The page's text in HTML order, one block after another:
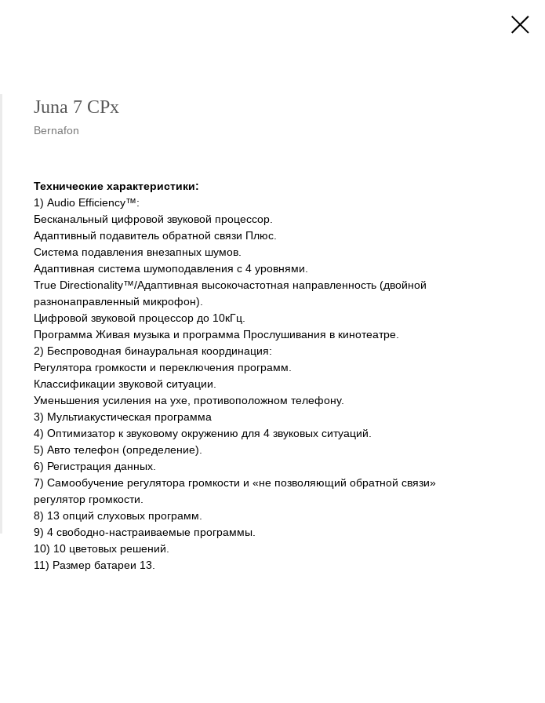
Juna 7 CPx
Bernafon
Технические характеристики:
1) Audio Efficiency™:
Бесканальный цифровой звуковой процессор.
Адаптивный подавитель обратной связи Плюс.
Система подавления внезапных шумов.
Адаптивная система шумоподавления с 4 уровнями.
True Directionality™/Адаптивная высокочастотная направленность (двойной
разнонаправленный микрофон).
Цифровой звуковой процессор до 10кГц.
Программа Живая музыка и программа Прослушивания в кинотеатре.
2) Беспроводная бинауральная координация:
Регулятора громкости и переключения программ.
Классификации звуковой ситуации.
Уменьшения усиления на ухе, противоположном телефону.
3) Мультиакустическая программа
4) Оптимизатор к звуковому окружению для 4 звуковых ситуаций.
5) Авто телефон (определение).
6) Регистрация данных.
7) Самообучение регулятора громкости и «не позволяющий обратной связи»
регулятор громкости.
8) 13 опций слуховых программ.
9) 4 свободно-настраиваемые программы.
10) 10 цветовых решений.
11) Размер батареи 13.